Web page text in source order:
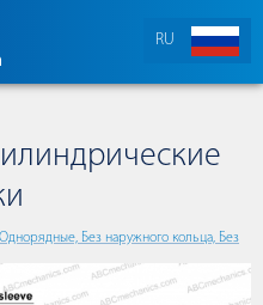
RU
Без наружного кольца, Без